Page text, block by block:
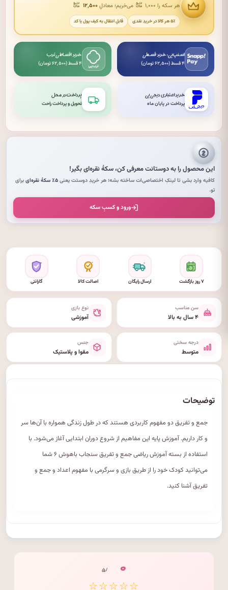
هر سکه را ۱٬۰۰۰ می‌خریم؛ معادلِ۱۲٬۵۰۰
۵٪ هر کالا در خریدِ نقدی قابلِ انتقال به کیف پول یا کد
اسنپ‌پی: خرید قسطی
۴ قسط (۶۲٬۵۰۰ تومان)
خرید اقساطی ترب
۴ قسط (۶۲٬۵۰۰ تومان)
خرید اعتباری دیجی‌پی
پرداخت در پایان ماه
پرداخت در محل
تحویل و پرداخت راحت
این محصول را به دوستانت معرفی کن،سکهٔ نقره‌ایبگیر!
کافیه وارد بشی تا لینکِ اختصاصی‌ات ساخته بشه؛ هر خریدِ دوستت یعنی۵٪ سکهٔ نقره‌ای
برای
تو.
ورود و کسبِ سکه
۷ روز بازگشت ارسال رایگان اصالت کالا گارانتی
سن مناسب
۴ سال به بالا
نوع بازی
آموزشی
درجه سختی
متوسط
جنس
مقوا و پلاستیک
توضیحات
جمع و تفریق دو مفهوم کاربردی هستند که در طول زندگی همواره با آن‌ها سر
و کار داریم. آموزش پایه این مفاهیم از شروع دوران ابتدایی آغاز می‌شود. با
استفاده از بسته آموزش ریاضی جمع و تفریق سنجاب باهوش ۶ شما
می‌توانید کودک خود را از طریق بازی و سرگرمی با مفهوم اعداد و جمع و
تفریق آشنا کنید.
۰ / ۵